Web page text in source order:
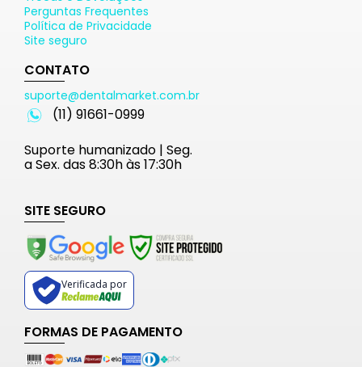
Perguntas Frequentes
Política de Privacidade
Site seguro
CONTATO
suporte@dentalmarket.com.br
(11) 91661-0999
Suporte humanizado | Seg.
a Sex. das 8:30h às 17:30h
SITE SEGURO
Verificada por
FORMAS DE PAGAMENTO